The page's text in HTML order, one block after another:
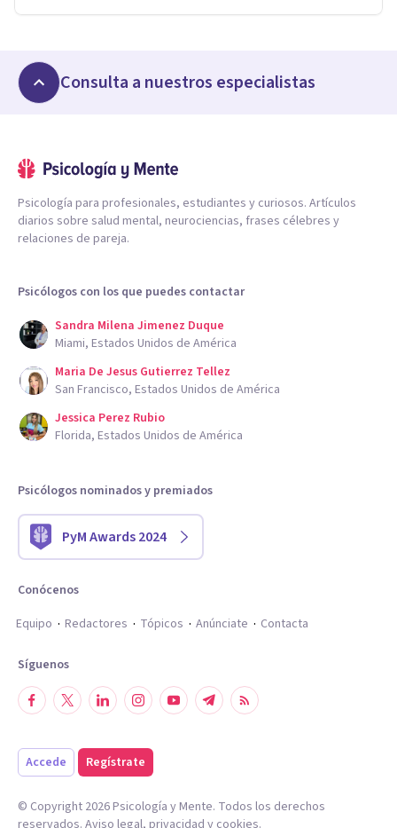
Consulta a nuestros especialistas
Psicología para profesionales, estudiantes y curiosos. Artículos
diarios sobre salud mental, neurociencias, frases célebres y
relaciones de pareja.
Psicólogos con los que puedes contactar
Sandra Milena Jimenez Duque
Miami, Estados Unidos de América
Maria De Jesus Gutierrez Tellez
San Francisco, Estados Unidos de América
Jessica Perez Rubio
Florida, Estados Unidos de América
Psicólogos nominados y premiados
PyM Awards 2024
Conócenos
Equipo
Redactores Tópicos Anúnciate Contacta
Síguenos
Accede Regístrate
© Copyright 2026Psicología y Mente. Todos los derechos